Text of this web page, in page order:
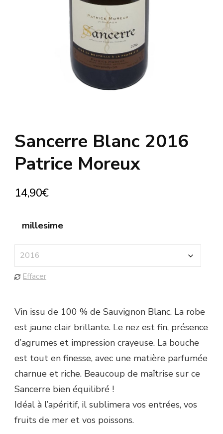
Sancerre Blanc 2016
Patrice Moreux
14,90€
millesime
Effacer
Vin issu de 100 % de Sauvignon Blanc. La robe
est jaune clair brillante. Le nez est fin, présence
d’agrumes et impression crayeuse. La bouche
est tout en finesse, avec une matière parfumée
charnue et riche. Beaucoup de maîtrise sur ce
Sancerre bien équilibré !
Idéal à l’apéritif, il sublimera vos entrées, vos
fruits de mer et vos poissons.